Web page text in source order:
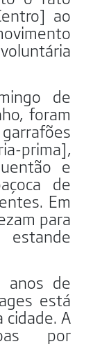
ao
de
foram
prima],
e
de
Em
para
anos de
está
cidade. A
por